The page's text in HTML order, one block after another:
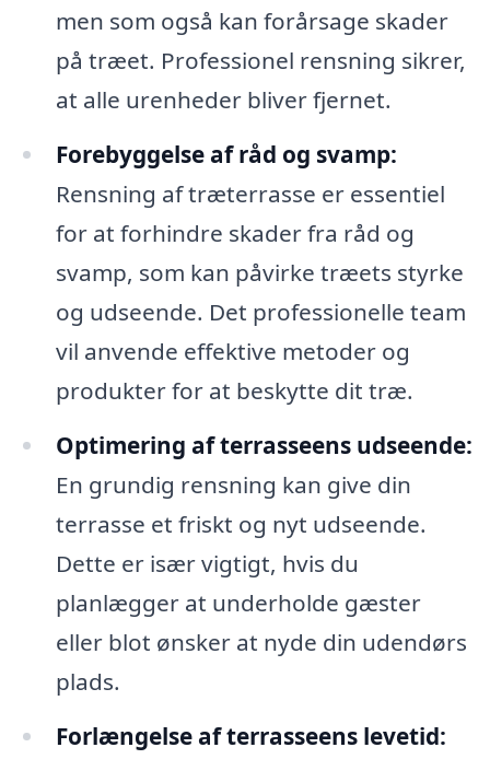
men som også kan forårsage skader
på træet. Professionel rensning sikrer,
at alle urenheder bliver fjernet.
Forebyggelse af råd og svamp:
Rensning af træterrasse er essentiel
for at forhindre skader fra råd og
svamp, som kan påvirke træets styrke
og udseende. Det professionelle team
vil anvende effektive metoder og
produkter for at beskytte dit træ.
Optimering af terrasseens udseende:
En grundig rensning kan give din
terrasse et friskt og nyt udseende.
Dette er især vigtigt, hvis du
planlægger at underholde gæster
eller blot ønsker at nyde din udendørs
plads.
Forlængelse af terrasseens levetid: